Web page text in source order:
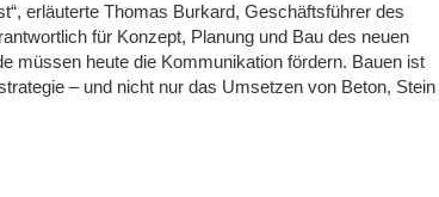
erläuterte Thomas Burkard, Geschäftsführer des
für Konzept, Planung und Bau des neuen
müssen heute die Kommunikation fördern. Bauen ist
– und nicht nur das Umsetzen von Beton, Stein